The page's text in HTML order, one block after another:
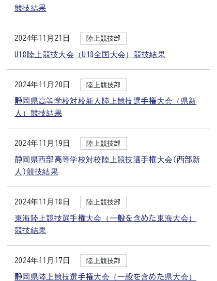
競技結果
2024年11月21日 陸上競技部
U18陸上競技大会（U18全国大会）競技結果
2024年11月20日 陸上競技部
静岡県高等学校対校新人陸上競技選手権大会（県新
人）競技結果
2024年11月19日 陸上競技部
静岡県西部高等学校対校陸上競技選手権大会(西部新
人)競技結果
2024年11月18日 陸上競技部
東海陸上競技選手権大会（一般を含めた東海大会）
競技結果
2024年11月17日 陸上競技部
静岡県陸上競技選手権大会（一般を含めた県大会）